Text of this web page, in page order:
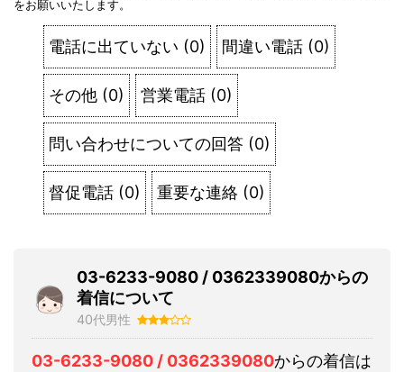
をお願いいたします。
電話に出ていない (0) 間違い電話 (0)
その他 (0) 営業電話 (0)
問い合わせについての回答 (0)
督促電話 (0) 重要な連絡 (0)
03-6233-9080 / 0362339080からの
着信について
40代男性
03-6233-9080 / 0362339080からの着信は